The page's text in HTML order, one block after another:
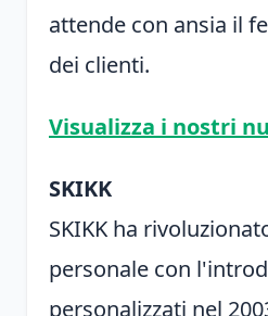
attende con ansia il
dei clienti.
Visualizza i nostri
SKIKK
SKIKK ha
personale con
personalizzati nel